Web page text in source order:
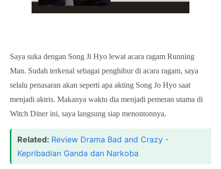
Saya suka dengan Song Ji Hyo lewat acara ragam Running
Man. Sudah terkenal sebagai penghibur di acara ragam, saya
selalu penasaran akan seperti apa akting Song Jo Hyo saat
menjadi aktris. Makanya waktu dia menjadi pemeran utama di
Witch Diner ini, saya langsung siap menontonnya.
Related: Review Drama Bad and Crazy -
Kepribadian Ganda dan Narkoba